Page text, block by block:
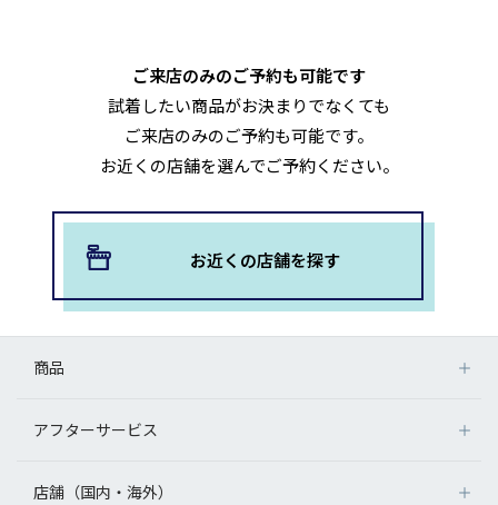
ご来店のみのご予約も可能です
試着したい商品がお決まりでなくても
ご来店のみのご予約も可能です。
お近くの店舗を選んでご予約ください。
お近くの店舗を探す
商品
アフターサービス
店舗（国内・海外）